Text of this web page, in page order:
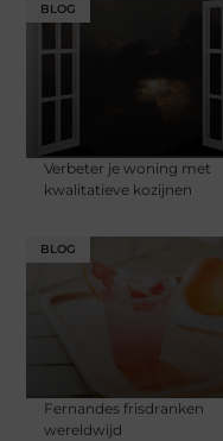
BLOG
Verbeter je woning met
kwalitatieve kozijnen
BLOG
Fernandes frisdranken
wereldwijd